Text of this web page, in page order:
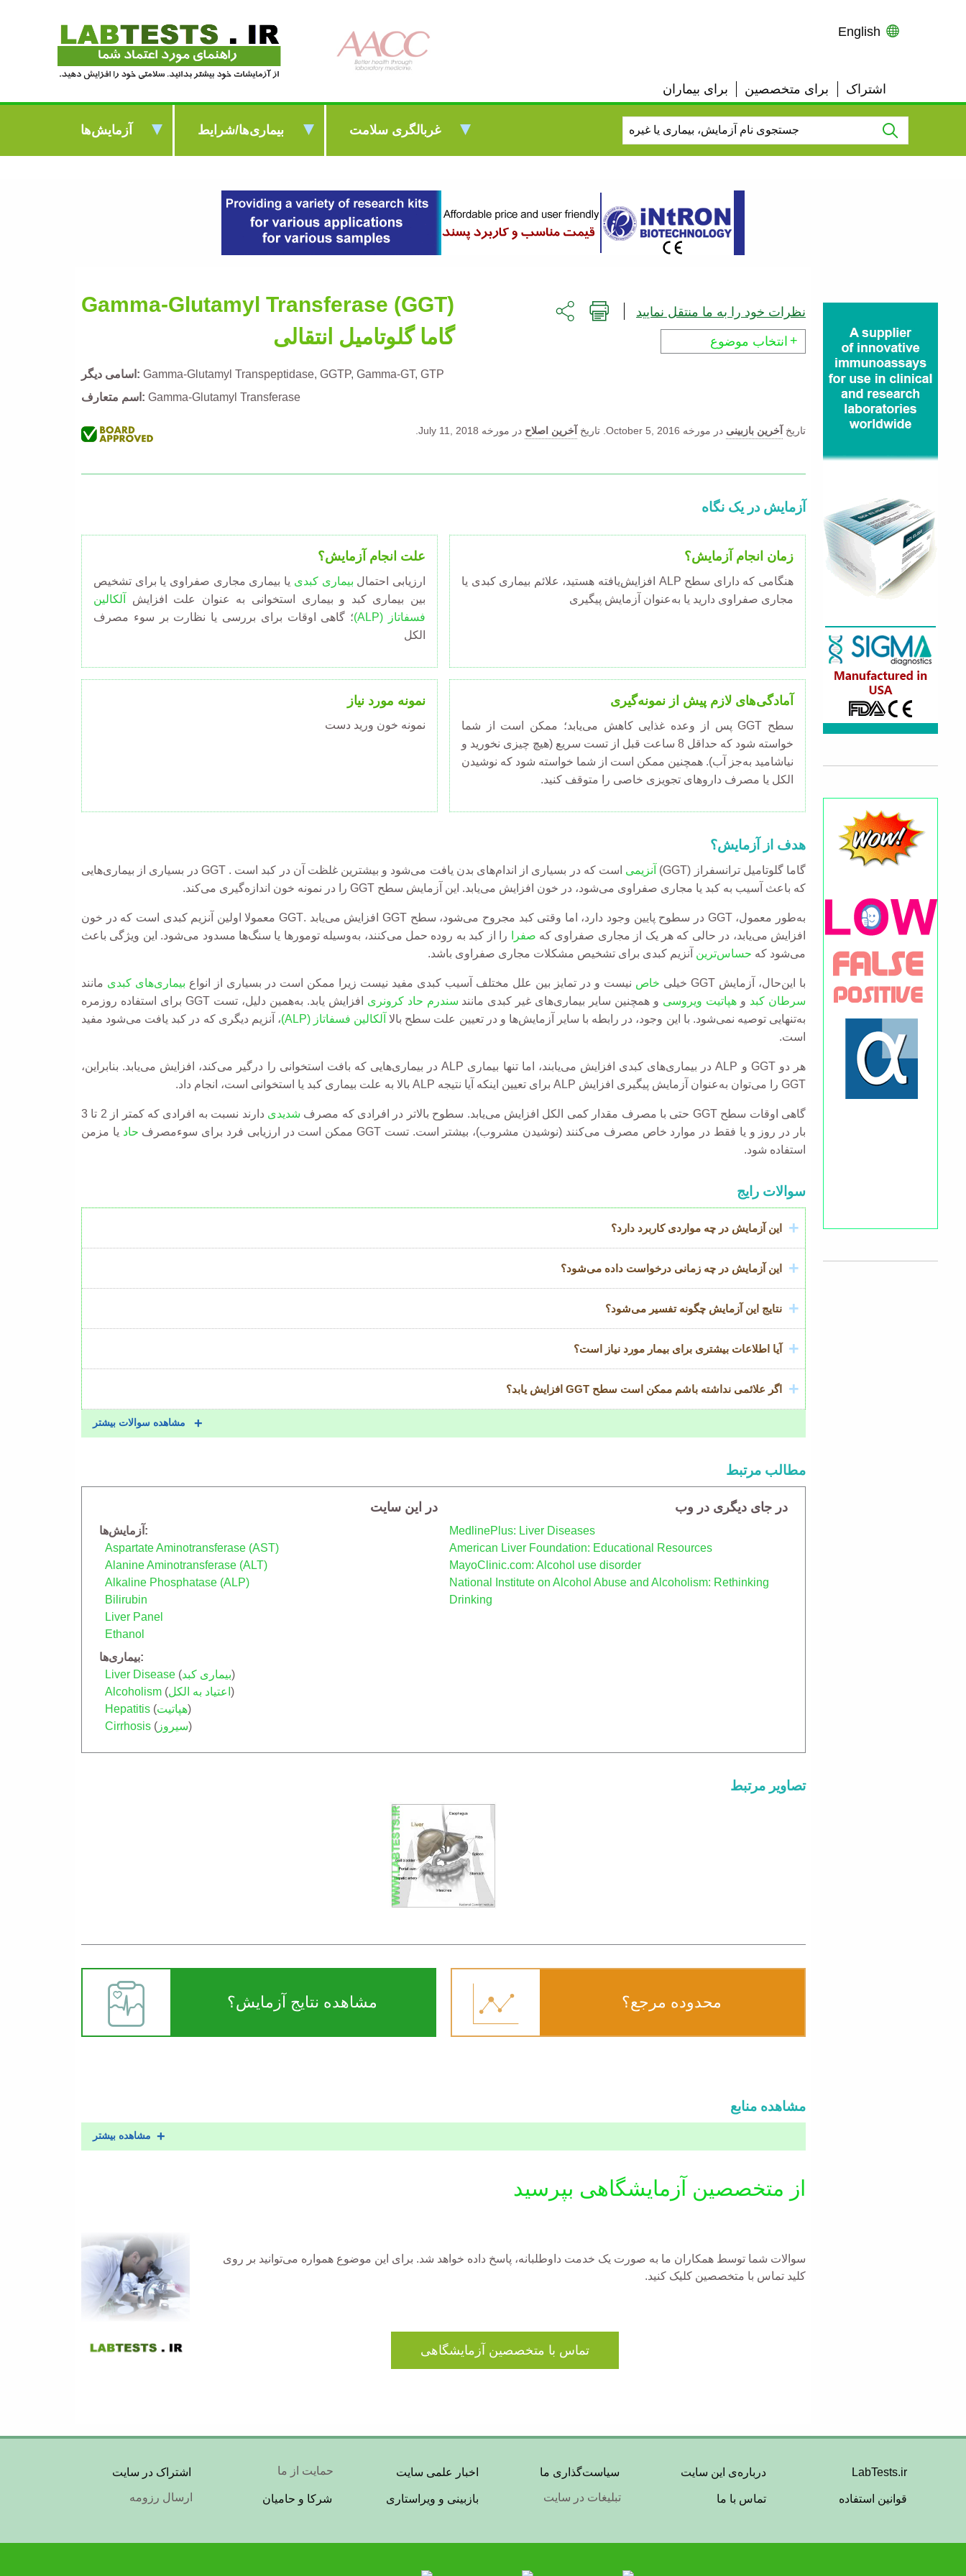
English
User
Top
Links
برای بیماران برای متخصصین اشتراک
آزمایش‌ها بیماری‌ها/شرایط غربالگری سلامت
Gamma-Glutamyl Transferase (GGT)
گاما گلوتامیل انتقالی
نظرات خود را به ما منتقل نمایید
انتخاب موضوع
اسامی دیگر Gamma-Glutamyl Transpeptidase GGTP Gamma-GT GTP
اسم متعارف
Gamma-Glutamyl Transferase
تاریخ آخرین بازبینی در مورخه October 5, 2016. تاریخ آخرین اصلاح در مورخه July 11, 2018.
آزمایش در یک نگاه
علت انجام آزمایش؟
ارزیابی احتمال بیماری کبدی یا بیماری مجاری صفراوی یا برای تشخیص
بین بیماری کبد و بیماری استخوانی به عنوان علت افزایش
آلکالین
فسفاتاز (ALP)
؛ گاهی اوقات برای بررسی یا نظارت بر سوء مصرف
الکل
زمان انجام آزمایش؟
هنگامی که دارای سطح ALP افزایش‌یافته هستید، علائم بیماری کبدی یا
مجاری صفراوی دارید یا به‌عنوان آزمایش پیگیری
نمونه مورد نیاز
نمونه خون ورید دست
آمادگی‌های لازم پیش از نمونه‌گیری
سطح GGT پس از وعده غذایی کاهش می‌یابد؛ ممکن است از شما
خواسته شود که حداقل 8 ساعت قبل از تست سریع (هیچ چیزی نخورید و
نیاشامید به‌جز آب). همچنین ممکن است از شما خواسته شود که نوشیدن
الکل یا مصرف داروهای تجویزی خاصی را متوقف کنید.
هدف از آزمایش؟
گاما گلوتامیل ترانسفراز (GGT) آنزیمی
است که در بسیاری از اندام‌های بدن یافت می‌شود و بیشترین غلظت آن در کبد است . GGT در بسیاری از بیماری‌هایی
که باعث آسیب به کبد یا مجاری صفراوی می‌شود، در خون افزایش می‌یابد. این آزمایش سطح GGT را در نمونه خون اندازه‌گیری می‌کند.
به‌طور معمول، GGT در سطوح پایین وجود دارد، اما وقتی کبد مجروح می‌شود، سطح GGT افزایش می‌یابد .GGT معمولا اولین آنزیم کبدی است که در خون
افزایش می‌یابد، در حالی که هر یک از مجاری صفراوی که صفرا
را از کبد به روده حمل می‌کنند، به‌وسیله تومورها یا سنگ‌ها مسدود می‌شود. این ویژگی باعث
می‌شود که حساس‌ترین آنزیم کبدی برای تشخیص مشکلات مجاری صفراوی باشد.
با این‌حال، آزمایش GGT خیلی خاص نیست و در تمایز بین علل مختلف آسیب کبدی مفید نیست زیرا ممکن است در بسیاری از انواع بیماری‌های کبدی مانند
سرطان کبد و هپاتیت ویروسی و همچنین سایر بیماری‌های غیر کبدی مانند سندرم حاد کرونری
افزایش یابد. به‌همین دلیل، تست GGT برای استفاده روزمره
به‌تنهایی توصیه نمی‌شود. با این وجود، در رابطه با سایر آزمایش‌ها و در تعیین علت سطح بالا آلکالین فسفاتاز (ALP)
، آنزیم دیگری که در کبد یافت می‌شود مفید
است.
هر دو GGT و ALP در بیماری‌های کبدی افزایش می‌یابند، اما تنها بیماری ALP در بیماری‌هایی که بافت استخوانی را درگیر می‌کند، افزایش می‌یابد. بنابراین،
GGT را می‌توان به‌عنوان آزمایش پیگیری افزایش ALP برای تعیین اینکه آیا نتیجه ALP بالا به علت بیماری کبد یا استخوانی است، انجام داد.
گاهی اوقات سطح GGT حتی با مصرف مقدار کمی الکل افزایش می‌یابد. سطوح بالاتر در افرادی که مصرف شدیدی
دارند نسبت به افرادی که کمتر از 2 تا 3
بار در روز و یا فقط در موارد خاص مصرف می‌کنند (نوشیدن مشروب)، بیشتر است. تست GGT ممکن است در ارزیابی فرد برای سوءمصرف
حاد یا مزمن
استفاده شود.
Accordion
عنوان
سوالات رایج
این آزمایش در چه مواردی کاربرد دارد؟
این آزمایش در چه زمانی درخواست داده می‌شود؟
نتایج این آزمایش چگونه تفسیر می‌شود؟
آیا اطلاعات بیشتری برای بیمار مورد نیاز است؟
اگر علائمی نداشته باشم ممکن است سطح GGT افزایش یابد؟
مشاهده سوالات بیشتر
مطالب مرتبط
در این سایت
آزمایش‌ها
Aspartate Aminotransferase (AST)
Alanine Aminotransferase (ALT)
Alkaline Phosphatase (ALP)
Bilirubin
Liver Panel
Ethanol
بیماری‌ها
Liver Disease(بیماری کبد)
Alcoholism(اعتیاد به الکل )
Hepatitis(هپاتیت)
Cirrhosis(سیروز)
در جای دیگری در وب
MedlinePlus: Liver Diseases
American Liver Foundation: Educational Resources
MayoClinic.com: Alcohol use disorder
National Institute on Alcohol Abuse and Alcoholism: Rethinking
Drinking
تصاویر مرتبط
مشاهده نتایج آزمایش؟ محدوده مرجع؟
مشاهده منابع
مشاهده بیشتر
از متخصصین آزمایشگاهی بپرسید
سوالات شما توسط همکاران ما به صورت یک خدمت داوطلبانه، پاسخ داده خواهد شد. برای این موضوع همواره می‌توانید بر روی
کلید تماس با متخصصین کلیک کنید.
تماس با متخصصین آزمایشگاهی
Footer
Menu
اشتراک در سایت حمایت از ما
ارسال رزومه شرکا و حامیان
Footer
Menu
اخبار علمی سایت سیاست‌گذاری ما
بازبینی و ویراستاری تبلیغات در سایت
Footer
Menu
درباره‌ی این سایت LabTests.ir
تماس با ما قوانین استفاده